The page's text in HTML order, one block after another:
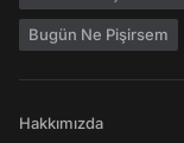
Bugün Ne Pişirsem
Hakkımızda